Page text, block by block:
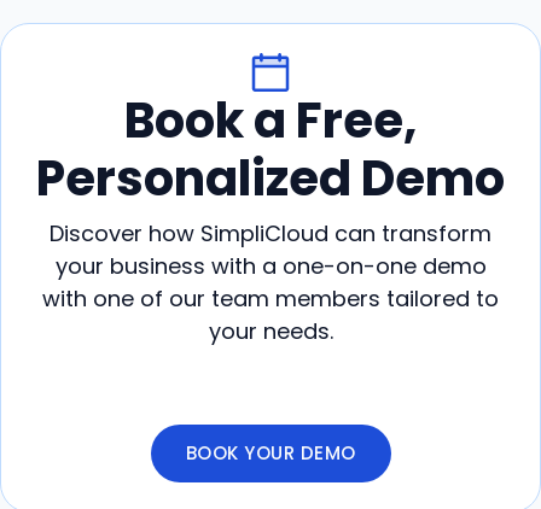
Book a Free,
Personalized Demo
Discover how SimpliCloud can transform
your business with a one-on-one demo
with one of our team members tailored to
your needs.
BOOK YOUR DEMO